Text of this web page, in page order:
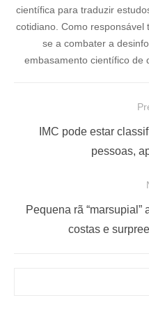
científica para traduzir
cotidiano. Como responsável
se a combater a
embasamento científico de
IMC pode estar
pessoas,
NPequena rã
costas e